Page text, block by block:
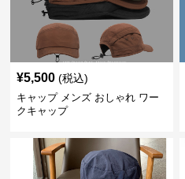
¥5,500 (税込)
キャップ メンズ おしゃれ ワー
クキャップ